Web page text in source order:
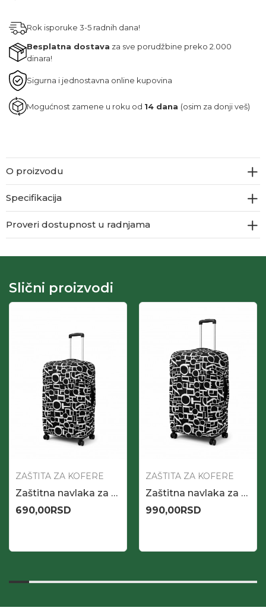
Rok isporuke 3-5 radnih dana!
Besplatna dostava za sve porudžbine preko 2.000
dinara!
Sigurna i jednostavna online kupovina
Mogućnost zamene u roku od 14 dana (osim za donji veš)
O proizvodu
Specifikacija
Proveri dostupnost u radnjama
Slični proizvodi
ZAŠTITA ZA KOFERE
Zaštitna navlaka za mali kofer
690,00RSD
ZAŠTITA ZA KOFERE
Zaštitna navlaka za srednji kofer
990,00RSD